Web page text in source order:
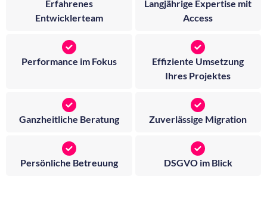
Erfahrenes
Entwicklerteam
Langjährige Expertise mit
Access
Performance im Fokus
Effiziente Umsetzung
Ihres Projektes
Ganzheitliche Beratung Zuverlässige Migration
Persönliche Betreuung DSGVO im Blick